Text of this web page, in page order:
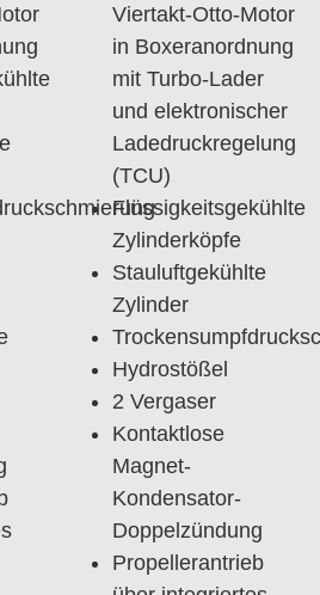
Viertakt-Otto-Motor
in Boxeranordnung
mit Turbo-Lader
und elektronischer
Ladedruckregelung
(TCU)
Flüssigkeitsgekühlte
Zylinderköpfe
Stauluftgekühlte
Zylinder
Hydrostößel
2 Vergaser
Kontaktlose
Magnet-
Kondensator-
Doppelzündung
Propellerantrieb